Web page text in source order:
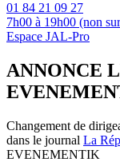
01 84 21 09 27
7h00 à 19h00 (non
Espace JAL-Pro
ANNONCE
Changement de
dans le journal La
EVENEMENTIK